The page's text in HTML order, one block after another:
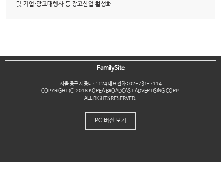
및 기업·광고대행사 등 광고산업 활성화
서울 중구 세종대로 124 대표전화 : 02-731-7114
COPYRIGHT(C) 2018 KOREA BROADCAST ADVERTISING CORP.
ALL RIGHTS RESERVED.
FamilySite
PC 버전 보기